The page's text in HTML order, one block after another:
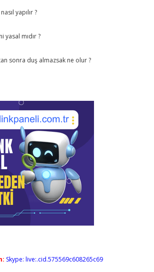
yapılır ?
yasal mıdır ?
sonra duş almazsak ne olur ?
Skype: live:.cid.575569c608265c69